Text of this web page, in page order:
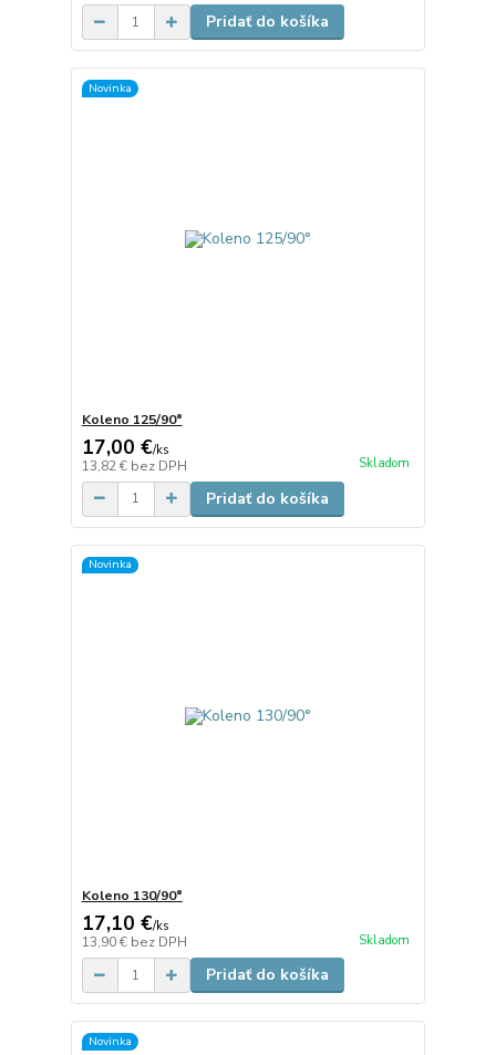
Pridať do košíka
Novinka
Koleno 125/90°
17,00 €/ks
13,82 € bez DPH Skladom
Pridať do košíka
Novinka
Koleno 130/90°
17,10 €/ks
13,90 € bez DPH Skladom
Pridať do košíka
Novinka